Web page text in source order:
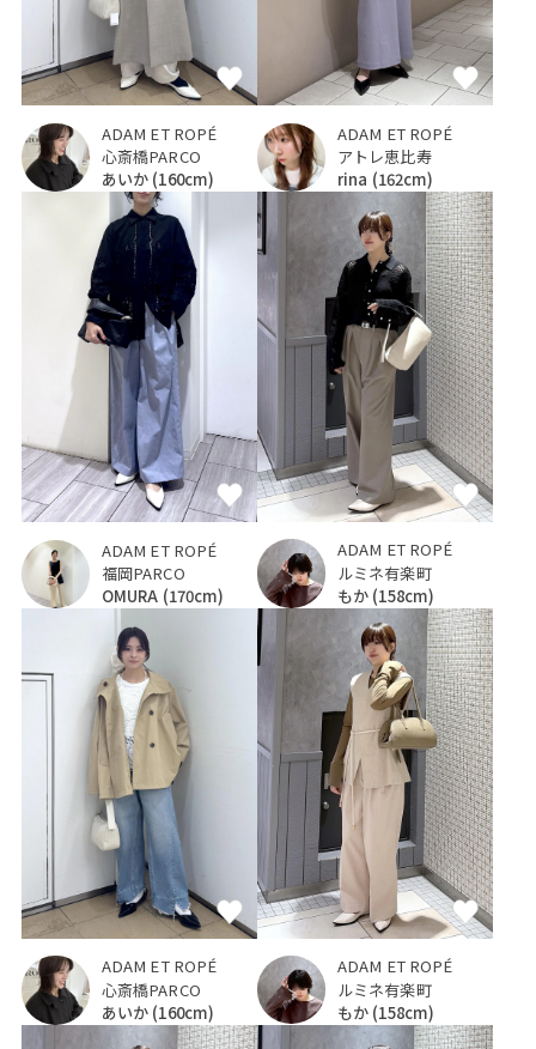
ADAM ET ROPÉ
心斎橋PARCO
あいか (160cm)
ADAM ET ROPÉ
アトレ恵比寿
rina (162cm)
ADAM ET ROPÉ
福岡PARCO
OMURA (170cm)
ADAM ET ROPÉ
ルミネ有楽町
もか (158cm)
ADAM ET ROPÉ
心斎橋PARCO
あいか (160cm)
ADAM ET ROPÉ
ルミネ有楽町
もか (158cm)